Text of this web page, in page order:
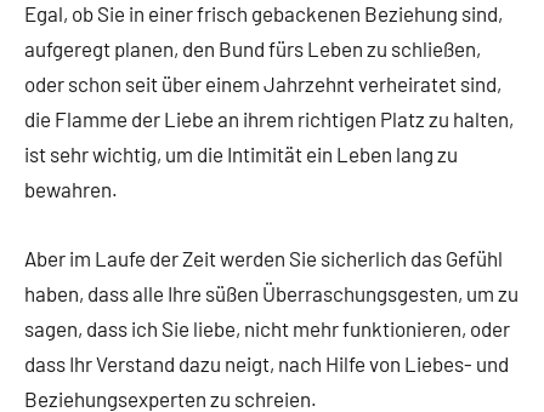
Egal, ob Sie in einer frisch gebackenen Beziehung sind,
aufgeregt planen, den Bund fürs Leben zu schließen,
oder schon seit über einem Jahrzehnt verheiratet sind,
die Flamme der Liebe an ihrem richtigen Platz zu halten,
ist sehr wichtig, um die Intimität ein Leben lang zu
bewahren.
Aber im Laufe der Zeit werden Sie sicherlich das Gefühl
haben, dass alle Ihre süßen Überraschungsgesten, um zu
sagen, dass ich Sie liebe, nicht mehr funktionieren, oder
dass Ihr Verstand dazu neigt, nach Hilfe von Liebes- und
Beziehungsexperten zu schreien.